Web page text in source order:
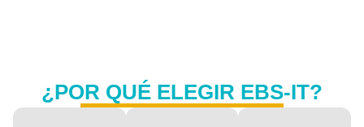
¿POR QUÉ ELEGIR EBS-IT?